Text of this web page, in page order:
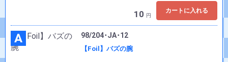
10 円
カートに入れる
A 98/204･JA･12
【Foil】バズの腕